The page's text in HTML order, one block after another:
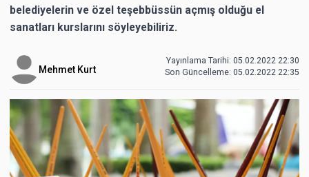
belediyelerin ve özel teşebbüssün açmış olduğu el
sanatları kurslarını söyleyebiliriz.
Mehmet Kurt
Yayınlama Tarihi: 05.02.2022 22:30
Son Güncelleme: 05.02.2022 22:35